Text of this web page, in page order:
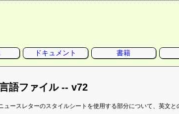
ドキュメント 書籍
語ファイル -- v72
ースレターのスタイルシートを使用する部分について、英文と